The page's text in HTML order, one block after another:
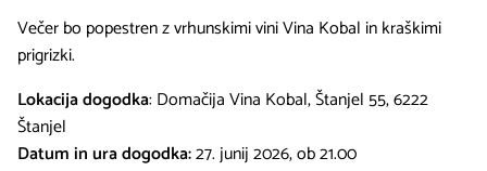
Večer bo popestren z vrhunskimi vini Vina Kobal in kraškimi
prigrizki.
Lokacija dogodka: Domačija Vina Kobal, Štanjel 55, 6222
Štanjel
Datum in ura dogodka:27. junij 2026, ob 21.00